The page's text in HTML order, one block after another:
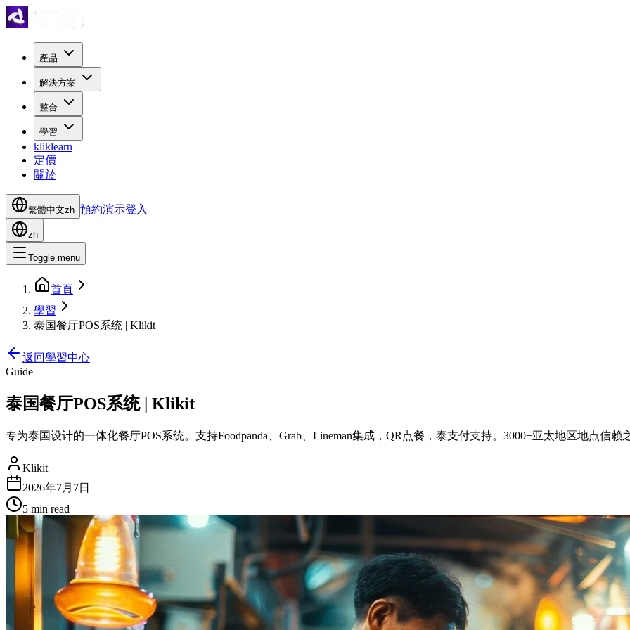
產品
解決方案
整合
學習
kliklearn
定價
關於
繁體中文zh 預約演示登入
zh
Toggle menu
首頁
學習
泰国餐厅POS系统 | Klikit
返回學習中心
Guide
泰国餐厅POS系统 | Klikit
专为泰国设计的一体化餐厅POS系统。支持Foodpanda、Grab、Lineman集成，QR点餐，泰支付支持。3000+亚太地区地点信赖
Klikit
2026年7月7日
5 min read